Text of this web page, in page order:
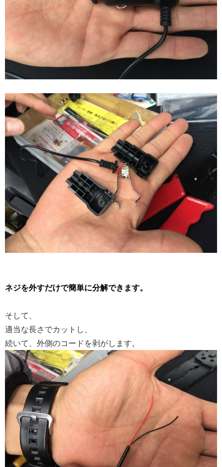
ネジを外すだけで簡単に分解できます。
そして、
適当な長さでカットし、
続いて、外側のコードを剥がします。